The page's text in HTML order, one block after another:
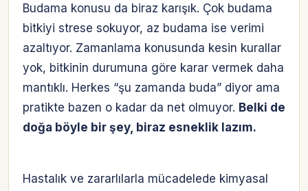
Budama konusu da biraz karışık. Çok budama
bitkiyi strese sokuyor, az budama ise verimi
azaltıyor. Zamanlama konusunda kesin kurallar
yok, bitkinin durumuna göre karar vermek daha
mantıklı. Herkes “şu zamanda buda” diyor ama
pratikte bazen o kadar da net olmuyor. Belki de
doğa böyle bir şey, biraz esneklik lazım.
Hastalık ve zararlılarla mücadelede kimyasal